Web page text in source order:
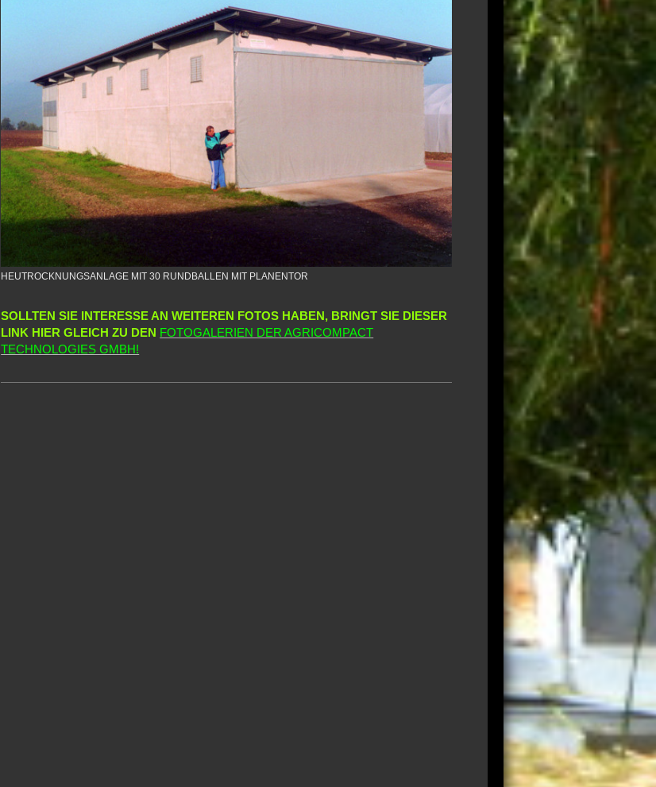
HEUTROCKNUNGSANLAGE MIT 30 RUNDBALLEN MIT PLANENTOR
SOLLTEN SIE INTERESSE AN WEITEREN FOTOS HABEN, BRINGT SIE DIESER
LINK HIER GLEICH ZU DEN FOTOGALERIEN DER AGRICOMPACT
TECHNOLOGIES GMBH!